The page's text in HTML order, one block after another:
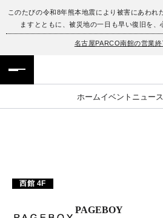
このたびの令和8年熊本地震により被害にあわれ
ますとともに、被災地の一日も早い復旧を、
名古屋PARCO南館の営業
ホームイベント ニュース
フロアガイド
イベント・ポップアップ
TAX FREE
ENGLISH
日本語
西館 4F
PAGEBOY